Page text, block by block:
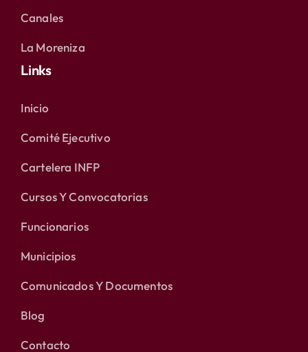
Canales
La Moreniza
Links
Inicio
Comité Ejecutivo
Cartelera INFP
Cursos Y Convocatorias
Funcionarios
Municipios
Comunicados Y Documentos
Blog
Contacto